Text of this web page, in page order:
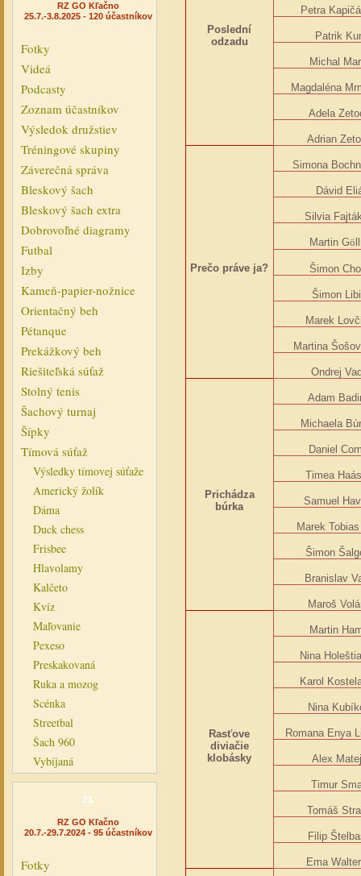
RZ GO Kľačno
25.7.-3.8.2025 - 120 účastníkov
Fotky
Videá
Podcasty
Zoznam účastníkov
Výsledok družstiev
Tréningové skupiny
Záverečná správa
Bleskový šach
Bleskový šach extra
Dobrovoľné diagramy
Futbal
Izby
Kameň-papier-nožnice
Orientačný beh
Pétanque
Prekážkový beh
Riešiteľská súťaž
Stolný tenis
Šachový turnaj
Šípky
Tímová súťaž
Výsledky tímovej súťaže
Americký žolík
Dáma
Duck chess
Frisbee
Hlavolamy
Kalčeto
Kvíz
Maľovanie
Pexeso
Preskakovaná
Ruka a mozog
Scénka
Streetbal
Šach 960
Vybíjaná
23.
RZ GO Kľačno
20.7.-29.7.2024 - 95 účastníkov
Fotky
Poslední
odzadu
Petra
Patrik
Michal
Magdaléna
Adela
Adrian
Prečo práve ja?
Simona
Dávid
Silvia
Martin Gö
Šimon
Šimon
Marek
Martina
Ondrej
Prichádza
búrka
Adam
Michaela
Daniel
Timea
Samuel
Marek
Šimon
Branislav
Maroš
Rasťove
diviačie
klobásky
Martin
Nina
Karol
Nina
Romana Enya
Alex
Timur
Tomáš
Filip
Ema